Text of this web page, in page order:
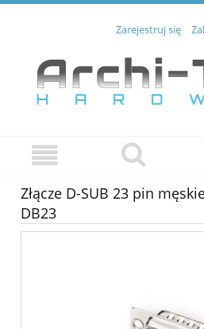
Zarejestruj się
Złącze D-SUB 23 pin
DB23